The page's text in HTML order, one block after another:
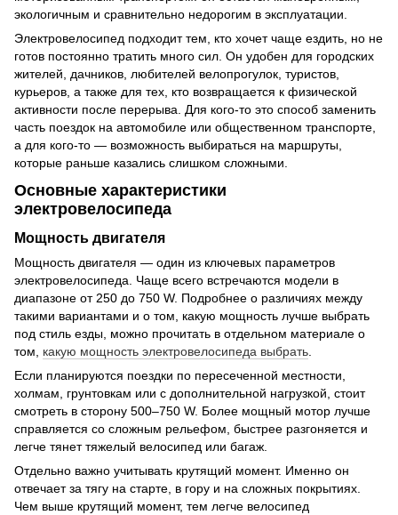
экологичным и сравнительно недорогим в эксплуатации.
Электровелосипед подходит тем, кто хочет чаще ездить, но не
готов постоянно тратить много сил. Он удобен для городских
жителей, дачников, любителей велопрогулок, туристов,
курьеров, а также для тех, кто возвращается к физической
активности после перерыва. Для кого-то это способ заменить
часть поездок на автомобиле или общественном транспорте,
а для кого-то — возможность выбираться на маршруты,
которые раньше казались слишком сложными.
Основные характеристики
электровелосипеда
Мощность двигателя
Мощность двигателя — один из ключевых параметров
электровелосипеда. Чаще всего встречаются модели в
диапазоне от 250 до 750 W. Подробнее о различиях между
такими вариантами и о том, какую мощность лучше выбрать
под стиль езды, можно прочитать в отдельном материале о
том, какую мощность электровелосипеда выбрать
Если планируются поездки по пересеченной местности,
холмам, грунтовкам или с дополнительной нагрузкой, стоит
смотреть в сторону 500–750 W. Более мощный мотор лучше
справляется со сложным рельефом, быстрее разгоняется и
легче тянет тяжелый велосипед или багаж.
Отдельно важно учитывать крутящий момент. Именно он
отвечает за тягу на старте, в гору и на сложных покрытиях.
Чем выше крутящий момент, тем легче велосипед